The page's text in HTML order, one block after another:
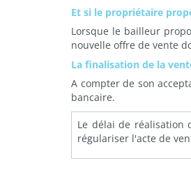
Et si le propriétaire
Lorsque le bailleur
nouvelle offre de vente
La finalisation de la
A compter de son
bancaire.
Le délai de
régulariser l'acte de